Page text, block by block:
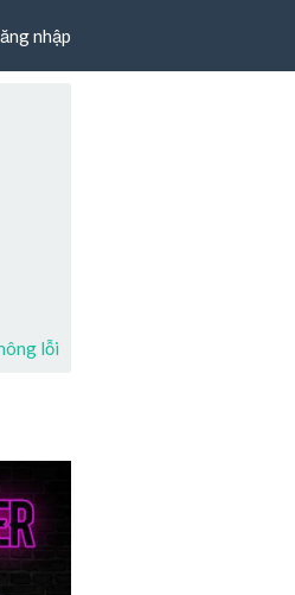
nhập
lỗi